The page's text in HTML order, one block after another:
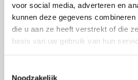
voor social media, adverteren en
kunnen deze gegevens
die u aan ze heeft verstrekt of die
basis van uw gebruik van hun
Noodzakelijk
SÖDERBERG & PARTNERS
Deel dit artikel